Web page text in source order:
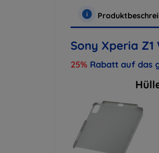
Sony Xperia Z1
25% Rabatt auf das